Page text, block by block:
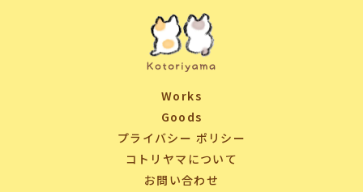
Works
Goods
プライバシー ポリシー
コトリヤマについて
お問い合わせ